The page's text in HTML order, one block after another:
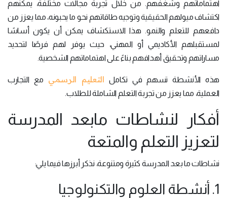
اهتماماتهم وشغفهم. من خلال تجربة مجالات مختلفة، يمكنهم
اكتشاف ميولهم الحقيقية وتوجيه طاقاتهم نحو ما يحبونه، مما يعزز من
دافعهم للتعلم والنمو. هذا الاستكشاف يمكن أن يكون أساسًا
لمستقبلهم الأكاديمي أو المهني، حيث يوفر لهم فرصًا لتحديد
مساراتهم وتحقيق أهدافهم بناءً على اهتماماتهم الشخصية.
هذه الأنشطة تسهم في تكامل التعليم الرسمي مع التجارب
العملية، مما يعزز من تجربة التعلم الشاملة للطلاب.
أفكار لنشاطات مابعد المدرسة
لتعزيز التعلم والمتعة
نشاطات ما بعد المدرسة كثيرة ومتنوعة، نذكر أبرزها فيما يلي:
1. أنشطة العلوم والتكنولوجيا